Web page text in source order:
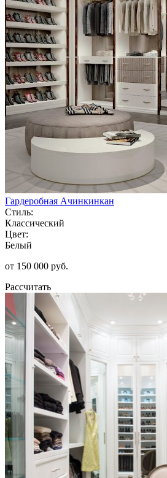
Гардеробная Ачинкинкан
Стиль:
Классический
Цвет:
Белый
от 150 000 руб.
Рассчитать